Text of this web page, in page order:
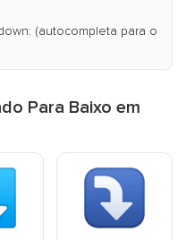
(autocompleta para o
Para Baixo em